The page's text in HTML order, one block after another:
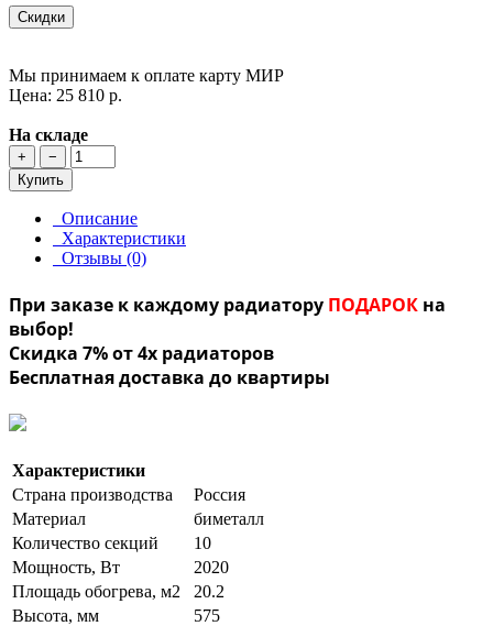
Скидки
Мы принимаем к оплате карту МИР
Цена: 25 810 р.
На складе
+
−
Купить
Описание
Характеристики
Отзывы (0)
При заказе к каждому радиатору ПОДАРОК на
выбор!
Скидка 7% от 4х радиаторов
Бесплатная доставка до квартиры
Характеристики
Страна производства
Россия
Материал
биметалл
Количество секций
10
Мощность, Вт
2020
Площадь обогрева, м2
20.2
Высота, мм
575